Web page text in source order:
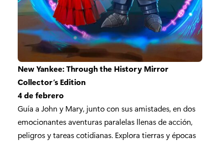
New Yankee: Through the History Mirror
Collector’s Edition
4 de febrero
Guía a John y Mary, junto con sus amistades, en dos
emocionantes aventuras paralelas llenas de acción,
peligros y tareas cotidianas. Explora tierras y épocas